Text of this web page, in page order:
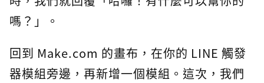
嗎？」。
回到 Make.com 的畫布，在你的 LINE 觸發
器模組旁邊，再新增一個模組。這次，我們